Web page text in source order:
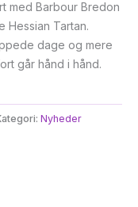
med Barbour Bredon
Hessian Tartan.
dage og mere
går hånd i hånd.
Nyheder